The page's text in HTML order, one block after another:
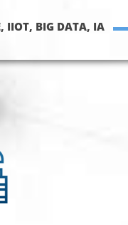
IIOT, BIG DATA, IA